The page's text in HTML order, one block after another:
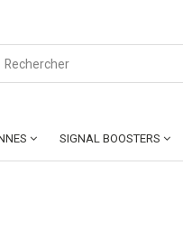
SIGNAL BOOSTERS